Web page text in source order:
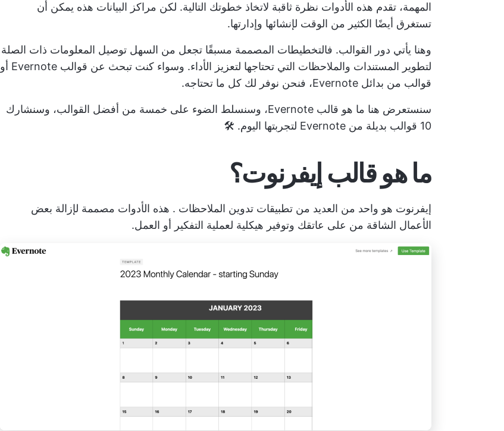
المهمة، تقدم هذه الأدوات نظرة ثاقبة لاتخاذ خطوتك التالية. لكن مراكز البيانات هذه يمكن أن
تستغرق أيضًا الكثير من الوقت لإنشائها وإدارتها.
وهنا يأتي دور القوالب. فالتخطيطات المصممة مسبقًا تجعل من السهل توصيل المعلومات ذات الصلة
لتطوير المستندات والملاحظات التي تحتاجها لتعزيز الأداء. وسواء كنت تبحث عن قوالب Evernote أو
قوالب من بدائل Evernote، فنحن نوفر لك كل ما تحتاجه.
سنستعرض هنا ما هو قالب Evernote، وسنسلط الضوء على خمسة من أفضل القوالب، وسنشارك
10 قوالب بديلة من Evernote لتجربتها اليوم. 🛠️
ما هو قالب إيفرنوت؟
إيفرنوت هو واحد من العديد من تطبيقات تدوين الملاحظات . هذه الأدوات مصممة لإزالة بعض
الأعمال الشاقة من على عاتقك وتوفير هيكلية لعملية التفكير أو العمل.